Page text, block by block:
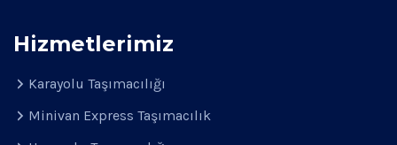
Hizmetlerimiz
Karayolu Taşımacılığı
Minivan Express Taşımacılık